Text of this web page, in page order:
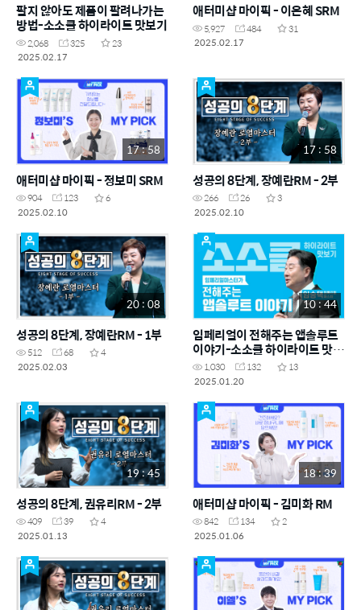
팔지 않아도 제품이 팔려나가는
방법-소소클 하이라이트 맛보기
2,068 325
23
2025.02.17
애터미샵 마이픽 - 이은혜 SRM
5,927 484
31
2025.02.17
17 : 58
애터미샵 마이픽 - 정보미 SRM
904 123
6
2025.02.10
17 : 58
성공의 8단계, 장예란RM - 2부
266 26
3
2025.02.10
20 : 08
성공의 8단계, 장예란RM - 1부
512 68
4
2025.02.03
10 : 44
임페리얼이 전해주는 앱솔루트
이야기-소소클 하이라이트 맛보
기1,030 132
13
2025.01.20
19 : 45
성공의 8단계, 권유리RM - 2부
409 39
4
2025.01.13
18 : 39
애터미샵 마이픽 - 김미화 RM
842 134
2
2025.01.06